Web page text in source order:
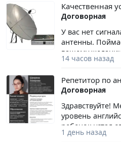
Качественная
Договорная
У вас нет
антенны.
вашему
добавим
кардшаринг
Или подробно
покупаете. И
на совесть.
14 часов назад
Репетитор по
Договорная
Здравствуйте!
уровень
ребенок устал
понимает — я
1 день назад